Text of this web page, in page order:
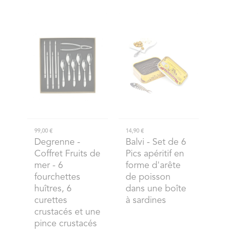
99,00 €
Degrenne -
Coffret Fruits de
mer - 6
fourchettes
huîtres, 6
curettes
crustacés et une
pince crustacés
14,90 €
Balvi - Set de 6
Pics apéritif en
forme d'arête
de poisson
dans une boîte
à sardines